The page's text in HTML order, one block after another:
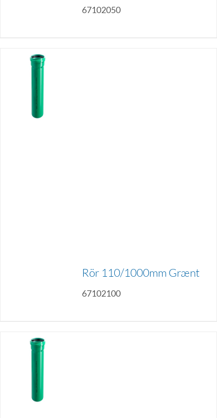
67102050
Rör 110/1000mm Grænt
67102100